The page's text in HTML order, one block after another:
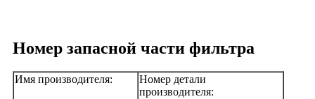
Номер запасной части фильтра
Имя производителя:
Номер детали
производителя: